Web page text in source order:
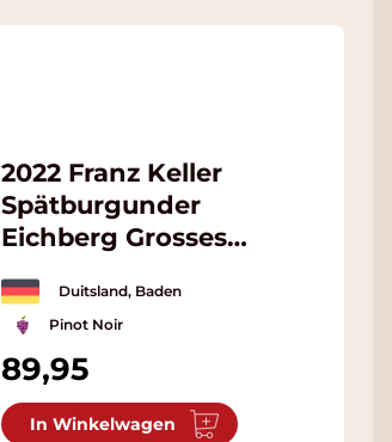
2022 Franz Keller
Spätburgunder
Eichberg Grosses
Duitsland, Baden
Pinot Noir
89,95
In Winkelwagen